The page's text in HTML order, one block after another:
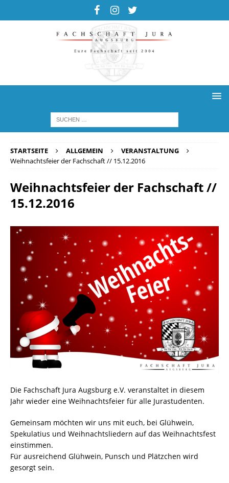
STARTSEITE ALLGEMEIN
VERANSTALTUNG
Weihnachtsfeier der Fachschaft // 15.12.2016
Weihnachtsfeier der Fachschaft //
15.12.2016
Die Fachschaft Jura Augsburg e.V. veranstaltet in diesem
Jahr wieder eine Weihnachtsfeier für alle Jurastudenten.
Gemeinsam möchten wir uns mit euch, bei Glühwein,
Spekulatius und Weihnachtsliedern auf das Weihnachtsfest
einstimmen.
Für ausreichend Glühwein, Punsch und Plätzchen wird
gesorgt sein.